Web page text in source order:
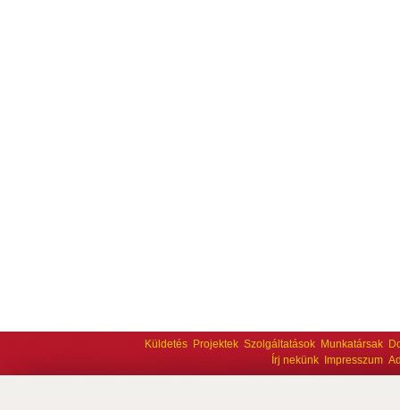
Küldetés Projektek Szolgáltatások Munkatársak
Írj nekünk
Impresszum